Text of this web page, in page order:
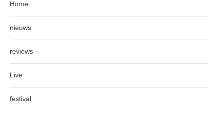
Home
nieuws
reviews
Live
festival